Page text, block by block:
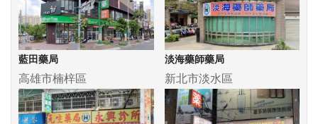
藍田藥局
高雄市楠梓區
淡海藥師藥局
新北市淡水區